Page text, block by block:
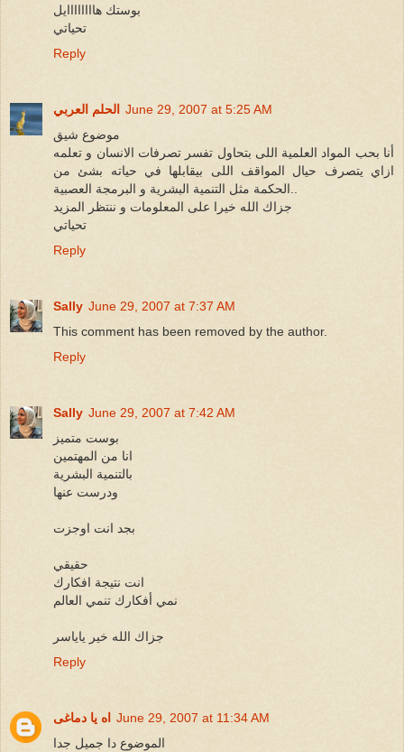
بوستك هاااااااايل
تحياتي
Reply
الحلم العربي
June 29, 2007 at 5:25 AM
موضوع شيق
أنا بحب المواد العلمية اللى بتحاول تفسر تصرفات الانسان و تعلمه
ازاي يتصرف حيال المواقف اللى بيقابلها في حياته بشئ من
جزاك الله خيرا على المعلومات و ننتظر المزيد
تحياتي
Reply
Sally June 29, 2007 at 7:37 AM
This comment has been removed by the author.
Reply
Sally June 29, 2007 at 7:42 AM
بوست متميز
انا من المهتمين
بالتنمية البشرية
ودرست عنها
بجد انت اوجزت
حقيقي
انت نتيجة افكارك
نمي أفكارك تنمي العالم
جزاك الله خير ياياسر
Reply
اه يا دماغى
June 29, 2007 at 11:34 AM
الموضوع دا جميل جدا